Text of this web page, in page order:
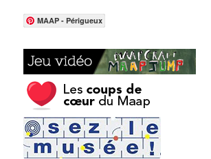
MAAP - Périgueux